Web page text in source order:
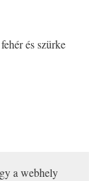
és szürke
a webhely